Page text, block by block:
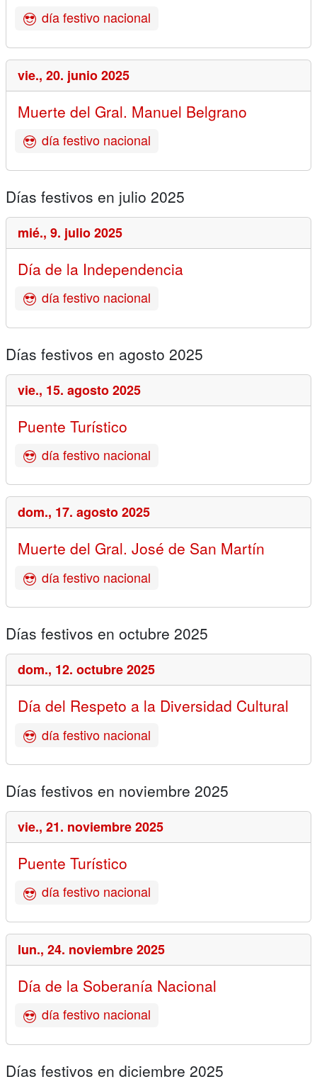
día festivo nacional
vie., 20. junio 2025
Muerte del Gral. Manuel Belgrano
día festivo nacional
Días festivos en julio 2025
mié., 9. julio 2025
Día de la Independencia
día festivo nacional
Días festivos en agosto 2025
vie., 15. agosto 2025
Puente Turístico
día festivo nacional
dom., 17. agosto 2025
Muerte del Gral. José de San Martín
día festivo nacional
Días festivos en octubre 2025
dom., 12. octubre 2025
Día del Respeto a la Diversidad Cultural
día festivo nacional
Días festivos en noviembre 2025
vie., 21. noviembre 2025
Puente Turístico
día festivo nacional
lun., 24. noviembre 2025
Día de la Soberanía Nacional
día festivo nacional
Días festivos en diciembre 2025